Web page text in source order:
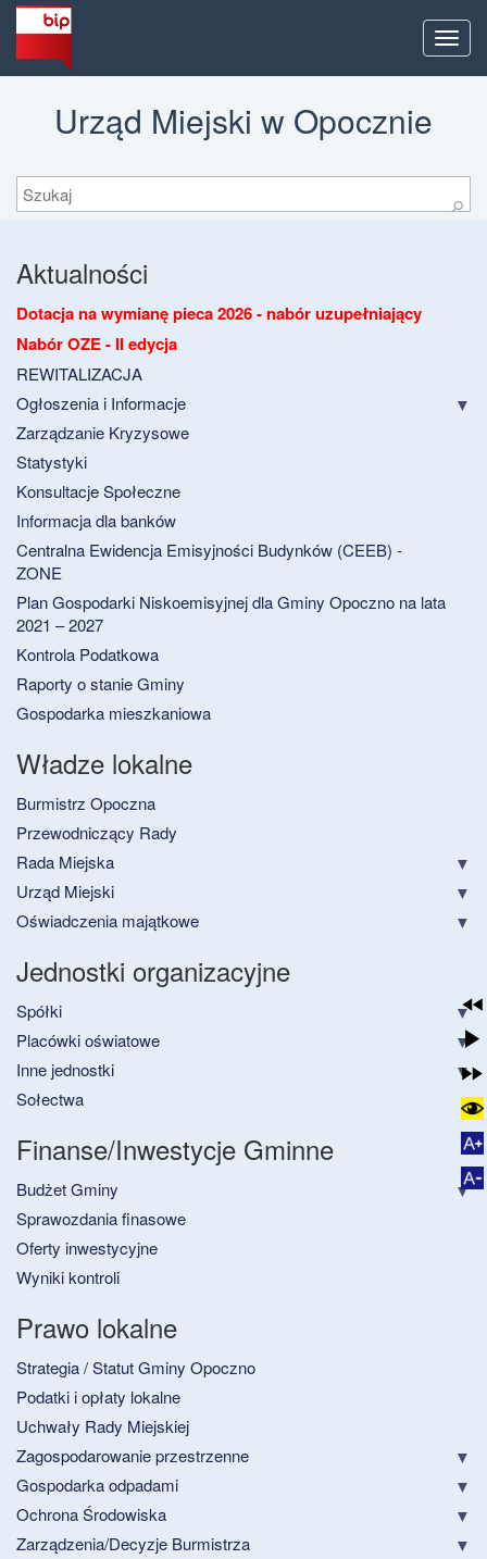
Menu
Urząd Miejski w Opocznie
Szukaj
⚲
Aktualności
Dotacja na wymianę pieca 2026 - nabór uzupełniający
Nabór OZE - II edycja
REWITALIZACJA
Ogłoszenia i Informacje
Zarządzanie Kryzysowe
Statystyki
Konsultacje Społeczne
Informacja dla banków
Centralna Ewidencja Emisyjności Budynków (CEEB) -
ZONE
Plan Gospodarki Niskoemisyjnej dla Gminy Opoczno na lata
2021 – 2027
Kontrola Podatkowa
Raporty o stanie Gminy
Gospodarka mieszkaniowa
Władze lokalne
Burmistrz Opoczna
Przewodniczący Rady
Rada Miejska
Urząd Miejski
Oświadczenia majątkowe
Jednostki organizacyjne
Spółki
Placówki oświatowe
Inne jednostki
Sołectwa
Finanse/Inwestycje Gminne
Budżet Gminy
Sprawozdania finasowe
Oferty inwestycyjne
Wyniki kontroli
Prawo lokalne
Strategia / Statut Gminy Opoczno
Podatki i opłaty lokalne
Uchwały Rady Miejskiej
Zagospodarowanie przestrzenne
Gospodarka odpadami
Ochrona Środowiska
Zarządzenia/Decyzje Burmistrza